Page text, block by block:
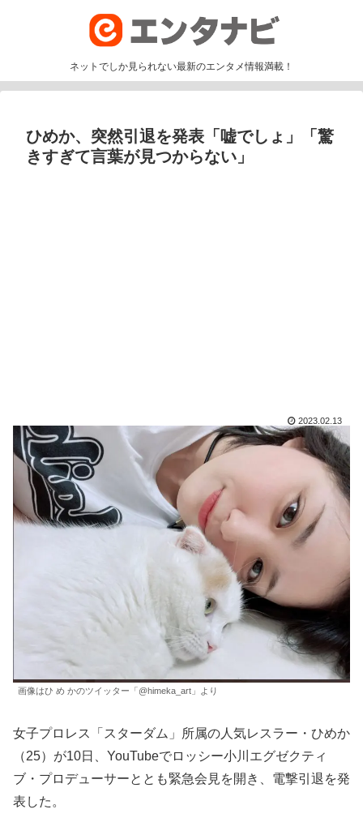
ネットでしか見られない最新のエンタメ情報満載！
ひめか、突然引退を発表「嘘でしょ」「驚
きすぎて言葉が見つからない」
2023.02.13
画像はひ め かのツイッター「@himeka_art」より
女子プロレス「スターダム」所属の人気レスラー・ひめか
（25）が10日、YouTubeでロッシー小川エグゼクティ
ブ・プロデューサーととも緊急会見を開き、電撃引退を発
表した。